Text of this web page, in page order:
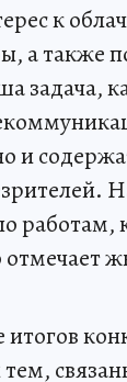
к
а также
задача,
и
работам,